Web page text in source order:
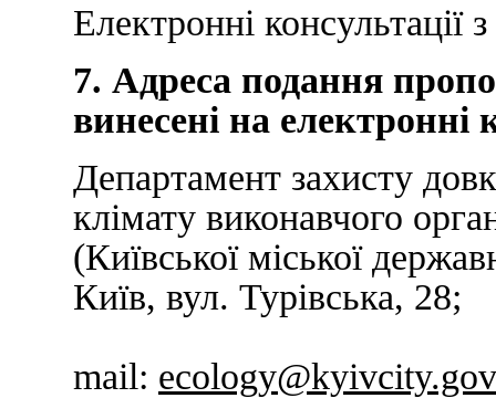
Електронні консультації
7. Адреса подання
винесені на електронні
Департамент захисту
клімату виконавчого
(Київської міської
Київ, вул.
mail: